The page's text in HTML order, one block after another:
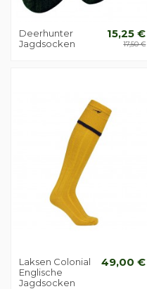
Deerhunter
Jagdsocken
15,25 €
17,50 €
Laksen Colonial
Englische
Jagdsocken
49,00 €